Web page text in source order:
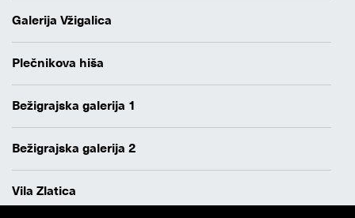
Galerija Vžigalica
Plečnikova hiša
Bežigrajska galerija 1
Bežigrajska galerija 2
Vila Zlatica